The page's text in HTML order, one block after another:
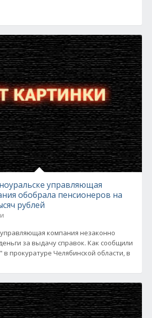
управляющая
обобрала пенсионеров на
рублей
компания незаконно
за выдачу справок. Как сообщили
прокуратуре Челябинской области, в